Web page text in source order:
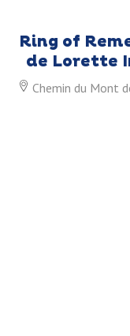
Ring of
de Lorette
Chemin du Mont